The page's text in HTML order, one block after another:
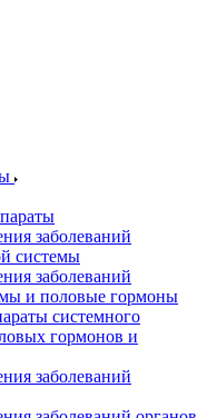
заболеваний
системы
заболеваний
и половые гормоны
системного
гормонов и
заболеваний